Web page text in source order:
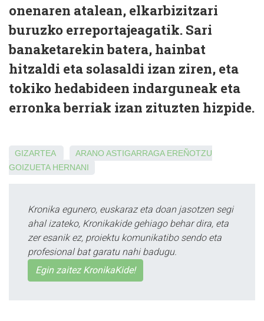
onenaren atalean, elkarbizitzari
buruzko erreportajeagatik. Sari
banaketarekin batera, hainbat
hitzaldi eta solasaldi izan ziren, eta
tokiko hedabideen indarguneak eta
erronka berriak izan zituzten hizpide.
GIZARTEA ARANO ASTIGARRAGA EREÑOTZU
GOIZUETA HERNANI
Kronika egunero, euskaraz eta doan jasotzen segi
ahal izateko, Kronikakide gehiago behar dira, eta
zer esanik ez, proiektu komunikatibo sendo eta
profesional bat garatu nahi badugu.
Egin zaitez KronikaKide!